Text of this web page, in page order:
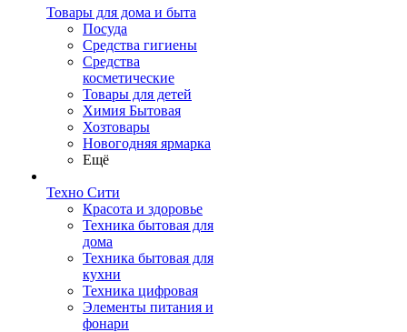
Товары для дома и быта
Посуда
Средства гигиены
Средства
косметические
Товары для детей
Химия Бытовая
Хозтовары
Новогодняя ярмарка
Ещё
Техно Сити
Красота и здоровье
Техника бытовая для
дома
Техника бытовая для
кухни
Техника цифровая
Элементы питания и
фонари